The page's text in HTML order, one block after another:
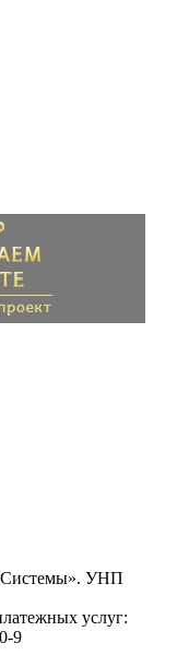
УНП
услуг:
9